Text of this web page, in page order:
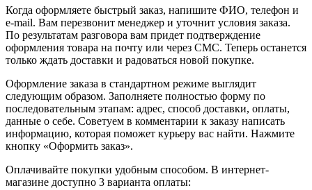
Когда оформляете быстрый заказ, напишите ФИО, телефон и
e-mail. Вам перезвонит менеджер и уточнит условия заказа.
По результатам разговора вам придет подтверждение
оформления товара на почту или через СМС. Теперь останется
только ждать доставки и радоваться новой покупке.
Оформление заказа в стандартном режиме выглядит
следующим образом. Заполняете полностью форму по
последовательным этапам: адрес, способ доставки, оплаты,
данные о себе. Советуем в комментарии к заказу написать
информацию, которая поможет курьеру вас найти. Нажмите
кнопку «Оформить заказ».
Оплачивайте покупки удобным способом. В интернет-
магазине доступно 3 варианта оплаты: